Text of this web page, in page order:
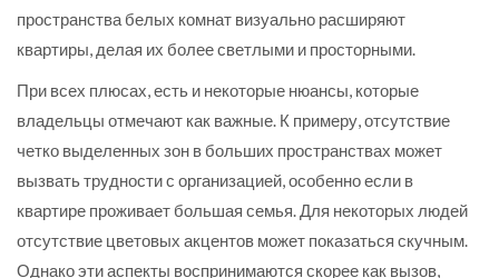
пространства белых комнат визуально расширяют
квартиры, делая их более светлыми и просторными.
При всех плюсах, есть и некоторые нюансы, которые
владельцы отмечают как важные. К примеру, отсутствие
четко выделенных зон в больших пространствах может
вызвать трудности с организацией, особенно если в
квартире проживает большая семья. Для некоторых людей
отсутствие цветовых акцентов может показаться скучным.
Однако эти аспекты воспринимаются скорее как вызов,